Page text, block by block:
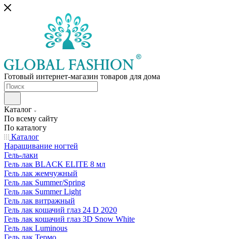
Готовый интернет-магазин товаров для дома
Каталог
По всему сайту
По каталогу
Каталог
Наращивание ногтей
Гель-лаки
Гель лак BLACK ELITE 8 мл
Гель лак жемчужный
Гель лак Summer/Spring
Гель лак Summer Light
Гель лак витражный
Гель лак кошачий глаз 24 D 2020
Гель лак кошачий глаз 3D Snow White
Гель лак Luminous
Гель лак Термо